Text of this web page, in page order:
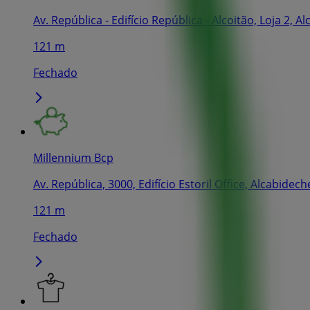
Av. República - Edifício República - Alcoitão, Loja 2,
121 m
Fechado
Millennium Bcp
Av. República, 3000, Edifício Estoril Office,
121 m
Fechado